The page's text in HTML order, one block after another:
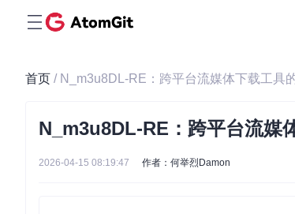
首页 / N_m3u8DL-RE：跨平台流媒体下载工具
N_m3u8DL-RE：跨平台流媒
2026-04-15 08:19:47 作者：何举烈Damon